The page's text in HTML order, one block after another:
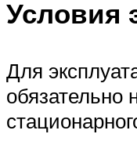
Условия
Для
обязательно